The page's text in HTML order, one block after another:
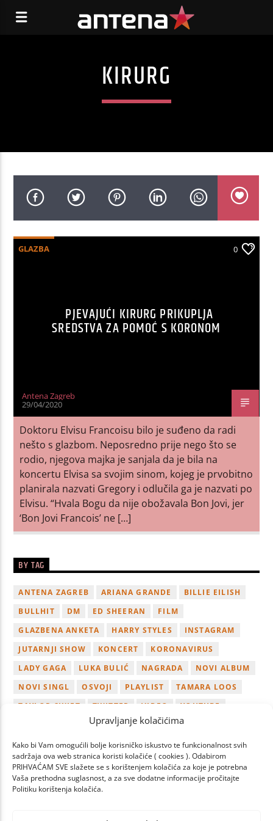
Upravljanje kolačićima
Kako bi Vam omogućili bolje korisničko iskustvo te funkcionalnost svih
sadržaja ova web stranica koristi kolačiće ( cookies ). Odabirom
PRIHVAĆAM SVE slažete se s korištenjem kolačića za koje je potrebna
Vaša prethodna suglasnost, a za sve dodatne informacije pročitajte
Politiku korištenja kolačića.
KIRURG
GLAZBA 0
PJEVAJUĆI KIRURG PRIKUPLJA
SREDSTVA ZA POMOĆ S KORONOM
Antena Zagreb
29/04/2020
Doktoru Elvisu Francoisu bilo je suđeno da radi
nešto s glazbom. Neposredno prije nego što se
rodio, njegova majka je sanjala da je bila na
koncertu Elvisa sa svojim sinom, kojeg je prvobitno
planirala nazvati Gregory i odlučila ga je nazvati po
Elvisu. “Hvala Bogu da nije obožavala Bon Jovi, jer
‘Bon Jovi Francois’ ne […]
BY TAG
ANTENA ZAGREB ARIANA GRANDE
BILLIE EILISH
BULLHIT
DM ED SHEERAN
FILM
GLAZBENA ANKETA
HARRY STYLES
INSTAGRAM
JUTARNJI SHOW
KONCERT
KORONAVIRUS
LADY GAGA
LUKA BULIĆ NAGRADA
NOVI ALBUM
NOVI SINGL
OSVOJI PLAYLIST
TAMARA LOOS
TAYLOR SWIFT
TWITTER VIDEO
YOUTUBE